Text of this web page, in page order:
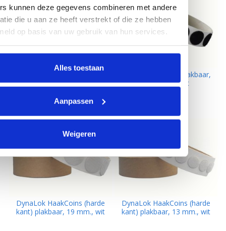
kunnen deze gegevens combineren met andere
die u aan ze heeft verstrekt of die ze hebben
op basis van uw gebruik van hun services.
Alles toestaan
Aanpassen
Weigeren
19 mm., wit
DynaLok Rondjes plakbaar,
19 mm., zwart
DynaLok HaakCoins (harde
kant) plakbaar, 19 mm., wit
DynaLok HaakCoins (harde
kant) plakbaar, 13 mm., wit